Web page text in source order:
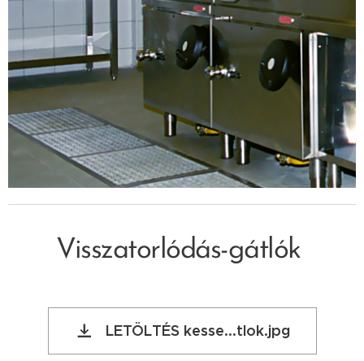
Visszatorlódás-gátlók
LETÖLTÉS kesse...tlok.jpg